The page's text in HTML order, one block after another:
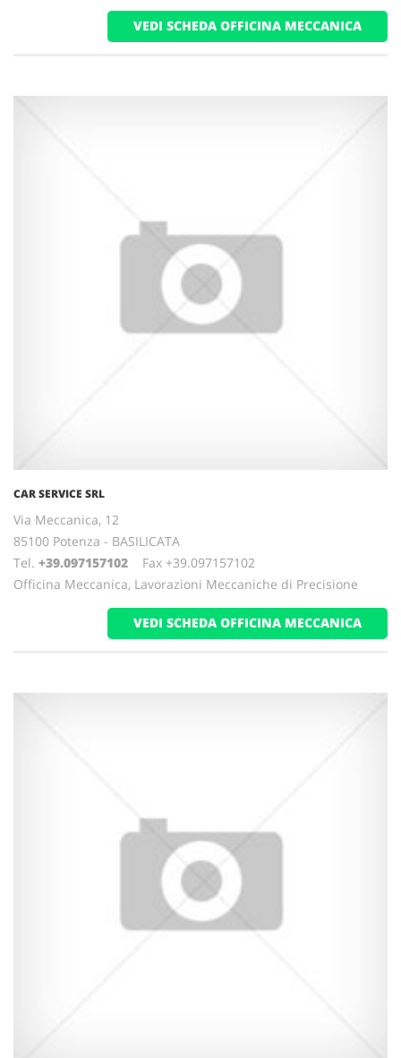
VEDI SCHEDA OFFICINA MECCANICA
CAR SERVICE SRL
Via Meccanica, 12
85100 Potenza - BASILICATA
Tel. +39.097157102 Fax +39.097157102
Officina Meccanica, Lavorazioni Meccaniche di Precisione
VEDI SCHEDA OFFICINA MECCANICA